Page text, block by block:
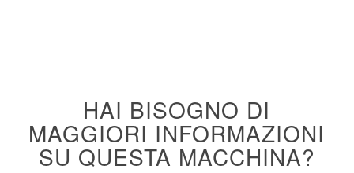
HAI BISOGNO DI
MAGGIORI INFORMAZIONI
SU QUESTA MACCHINA?